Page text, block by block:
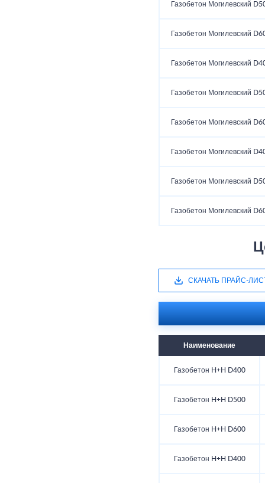
Газобетон Могилевский
Газобетон Могилевский
Газобетон Могилевский
Газобетон Могилевский
Газобетон Могилевский
Газобетон Могилевский
Газобетон Могилевский
Газобетон Могилевский
СКАЧАТЬ ПРАЙС-
Наименование
Газобетон H+H D400
Газобетон H+H D500
Газобетон H+H D600
Газобетон H+H D400